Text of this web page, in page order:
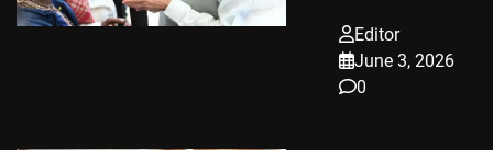
Editor
June 3, 2026
0